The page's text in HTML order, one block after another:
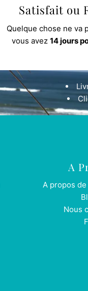
Satisfait ou
Quelque chose ne va
vous avez 14 jours
A
A propos
Nous